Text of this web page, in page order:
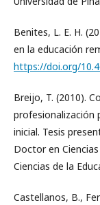
Benites, L. E. H.
en la educación
https://doi.org/
Breijo, T. (2010).
profesionalización
inicial. Tesis
Doctor en
Ciencias de la
Castellanos, B.,